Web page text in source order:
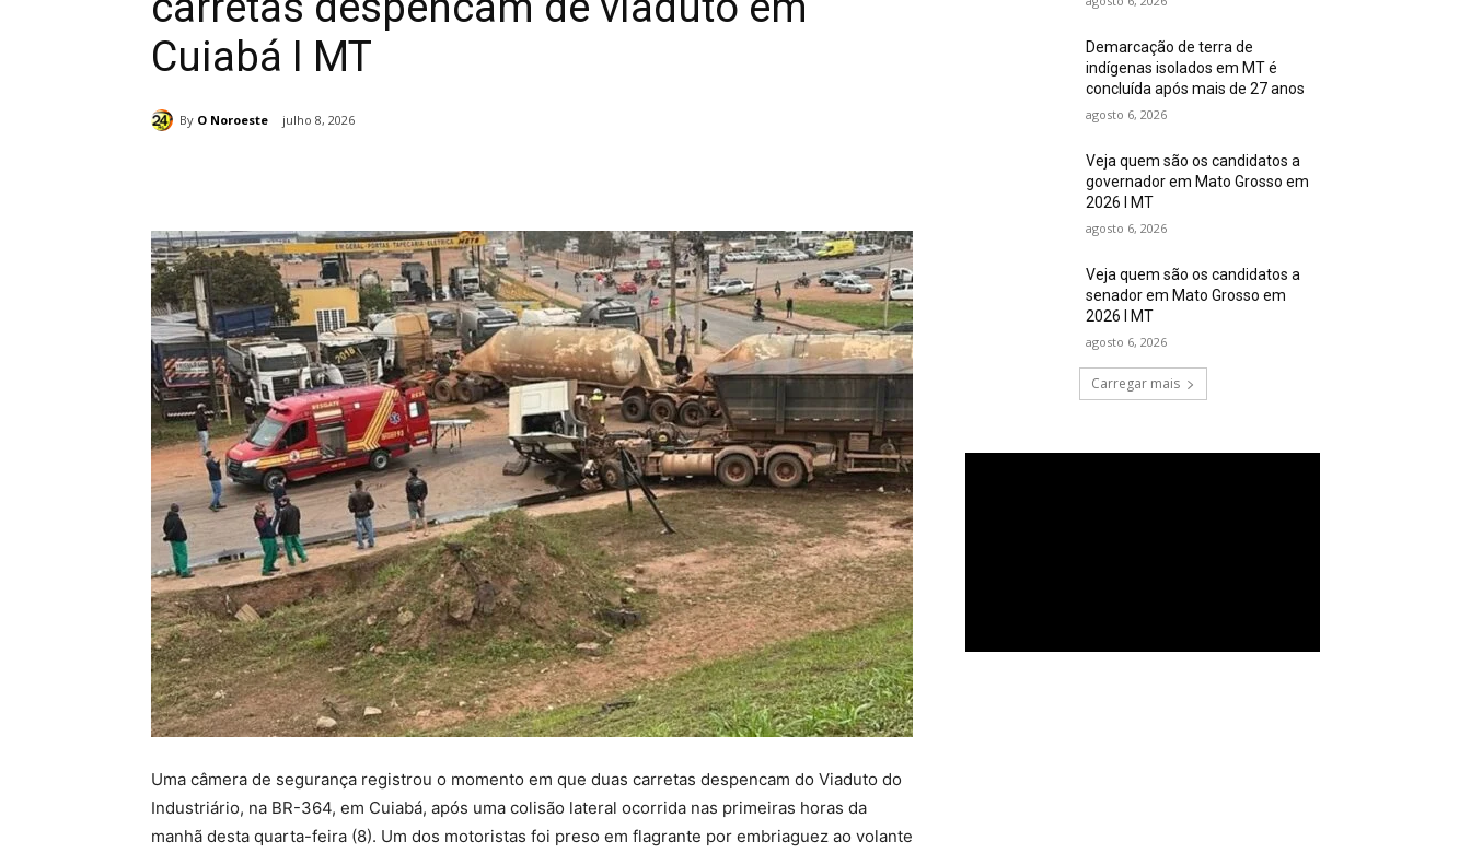
Cuiabá I MT
By O Noroeste julho 8, 2026
Uma câmera de segurança registrou o momento em que duas carretas despencam do Viaduto do
Industriário, na BR-364, em Cuiabá, após uma colisão lateral ocorrida nas primeiras horas da
manhã desta quarta-feira (8). Um dos motoristas foi preso em flagrante por embriaguez ao volante
Demarcação de terra de
indígenas isolados em MT é
concluída após mais de 27 anos
agosto 6, 2026
Veja quem são os candidatos a
governador em Mato Grosso em
2026 I MT
agosto 6, 2026
Veja quem são os candidatos a
senador em Mato Grosso em
2026 I MT
agosto 6, 2026
Carregar mais